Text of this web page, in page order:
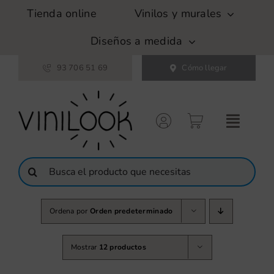
SaltarTienda online
Vinilos y murales
Diseños a medida
93 706 51 69 Cómo llegar
Buscar:
Ordena por Orden predeterminado
Mostrar 12 productos